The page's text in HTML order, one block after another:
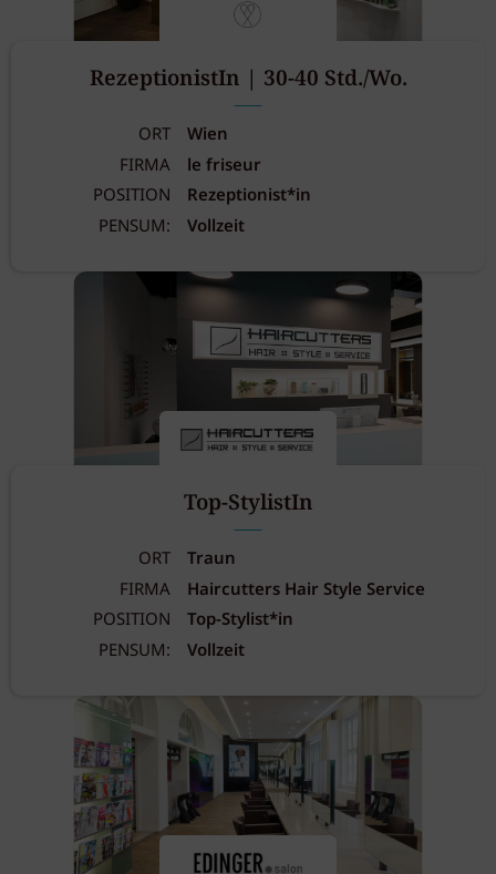
RezeptionistIn | 30-40 Std./Wo.
ORT
Wien
FIRMA
le friseur
POSITION
Rezeptionist*in
PENSUM:
Vollzeit
Top-StylistIn
ORT
Traun
FIRMA
Haircutters Hair Style Service
POSITION
Top-Stylist*in
PENSUM:
Vollzeit